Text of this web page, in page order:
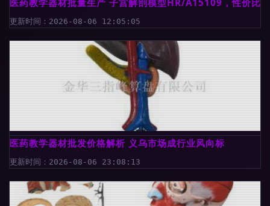
医药教学器材批量生产 子宫解剖模型HR/A15109，性价比
更新时间：2026-08-06 12:05:05
医药教学器材批发价格解析 义乌市场成行业风向标
更新时间：2026-08-06 23:08:13